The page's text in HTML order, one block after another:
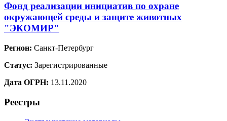
Фонд реализации инициатив по охране
окружающей среды и защите животных
"ЭКОМИР"
Регион: Санкт-Петербург
Статус: Зарегистрированные
Дата ОГРН: 13.11.2020
Реестры